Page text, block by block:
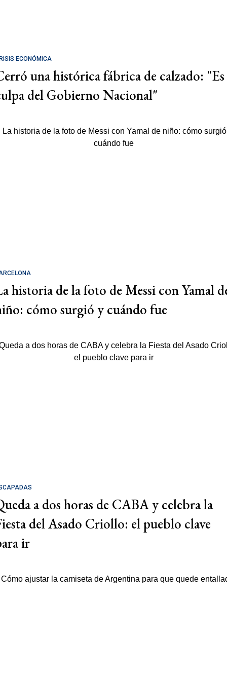
ECONÓMICA
una histórica fábrica de calzado: "Es
del Gobierno Nacional"
historia de la foto de Messi con Yamal
cómo surgió y cuándo fue
a dos horas de CABA y celebra la
del Asado Criollo: el pueblo clave
ir